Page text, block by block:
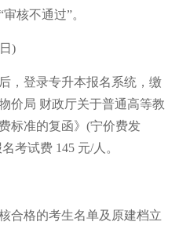
核不通过”。
)
，登录专升本报名系统，缴
价局 财政厅关于普通高等教
标准的复函》(宁价费发
考试费 145 元/人。
合格的考生名单及原建档立